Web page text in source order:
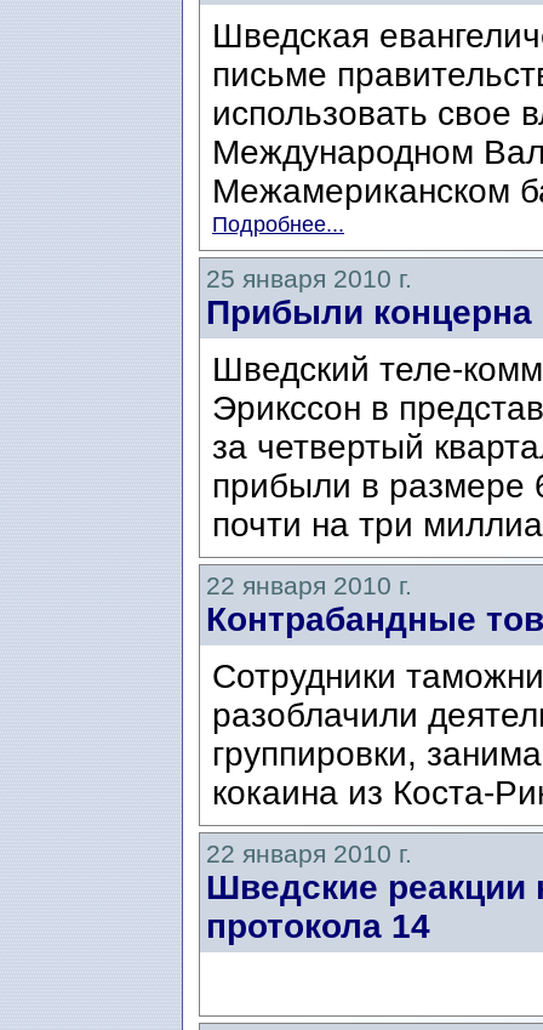
Шведская
письме
использовать свое
Международном
Межамериканском
Подробнее...
25 января 2010 г.
Прибыли концерна
Шведский теле-
Эрикссон в
за четвертый
прибыли в размере
почти на три
22 января 2010 г.
Контрабандные
Сотрудники
разоблачили
группировки,
кокаина из Коста-
22 января 2010 г.
Шведские реакции
протокола 14